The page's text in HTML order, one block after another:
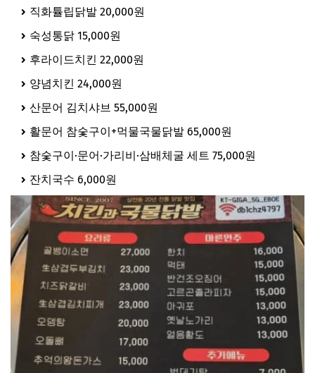
직화튤립닭발 20,000원
숙성통닭 15,000원
후라이드치킨 22,000원
양념치킨 24,000원
산문어 김치샤브 55,000원
활문어 참숯구이+먹물국물닭발 65,000원
참숯구이·문어·가리비·삼배체굴 세트 75,000원
잔치국수 6,000원